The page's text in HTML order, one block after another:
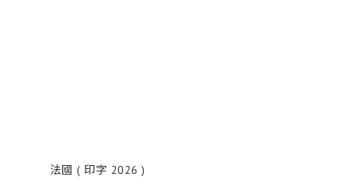
法國 ( 印字 2026 )